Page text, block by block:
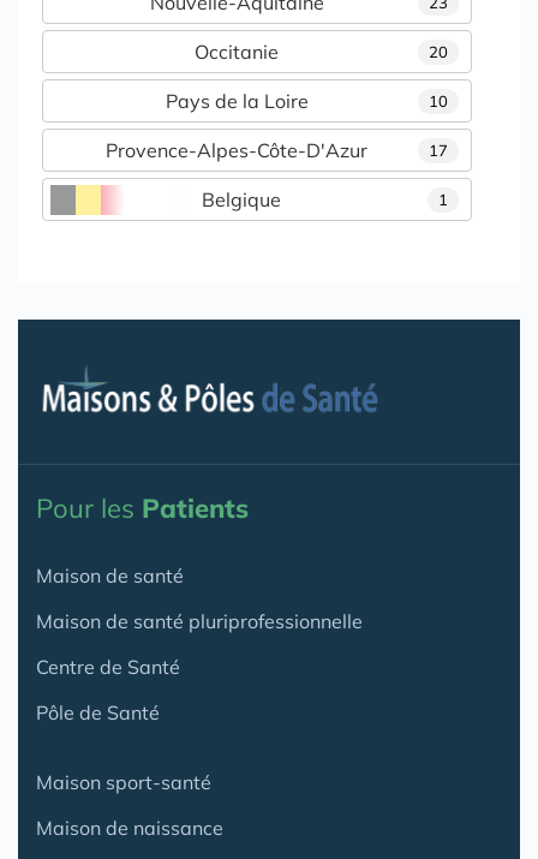
20
Occitanie
10
Pays de la Loire
17
Provence-Alpes-Côte-D'Azur
Belgique 1
Pour les Patients
Maison de santé
Maison de santé pluriprofessionnelle
Centre de Santé
Pôle de Santé
Maison sport-santé
Maison de naissance